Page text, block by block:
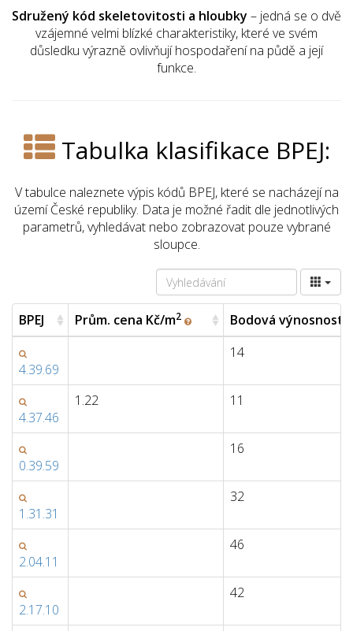
Sdružený kód skeletovitosti a hloubky – jedná se o dvě
vzájemné velmi blízké charakteristiky, které ve svém
důsledku výrazně ovlivňují hospodaření na půdě a její
funkce.
Tabulka klasifikace BPEJ:
V tabulce naleznete výpis kódů BPEJ, které se nacházejí na
území České republiky. Data je možné řadit dle jednotlivých
parametrů, vyhledávat nebo zobrazovat pouze vybrané
sloupce.
BPEJ Prům. cena Kč/m2 Bodová výnosnost
BPEJ Prům. cena Kč/m2 Bodová výnosnost
4.39.69
14
4.37.46
1.22 11
0.39.59
16
1.31.31
32
2.04.11
46
2.17.10
42